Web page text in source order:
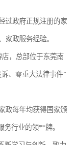
过政府正规注册的家
家政服务经验。
，总部位于东莞南
、零重大法律事件”
政每年均获得国家颁
务行业的领**牌。